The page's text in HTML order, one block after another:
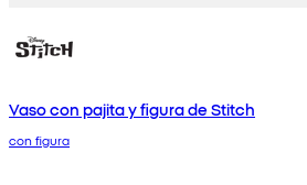
Vaso con pajita y figura de Stitch
con figura